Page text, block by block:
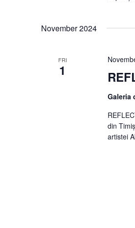
November 2024
FRI
1
Galeria
din
artistei